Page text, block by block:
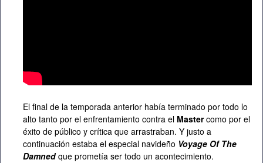
El final de la temporada anterior había terminado por todo lo
alto tanto por el enfrentamiento contra el Mastercomo por el
éxito de público y crítica que arrastraban. Y justo a
continuación estaba el especial navideño Voyage Of The
Damnedque prometía ser todo un acontecimiento.